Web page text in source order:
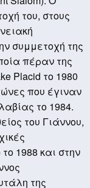
του, στους
συμμετοχή της
πέραν της
Placid το 1980
που έγιναν
το 1984.
του Γιάννου,
1988 και στην
της